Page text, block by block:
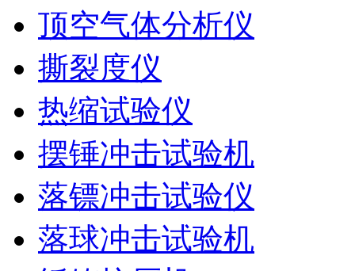
顶空气体分析仪
撕裂度仪
热缩试验仪
摆锤冲击试验机
落镖冲击试验仪
落球冲击试验机